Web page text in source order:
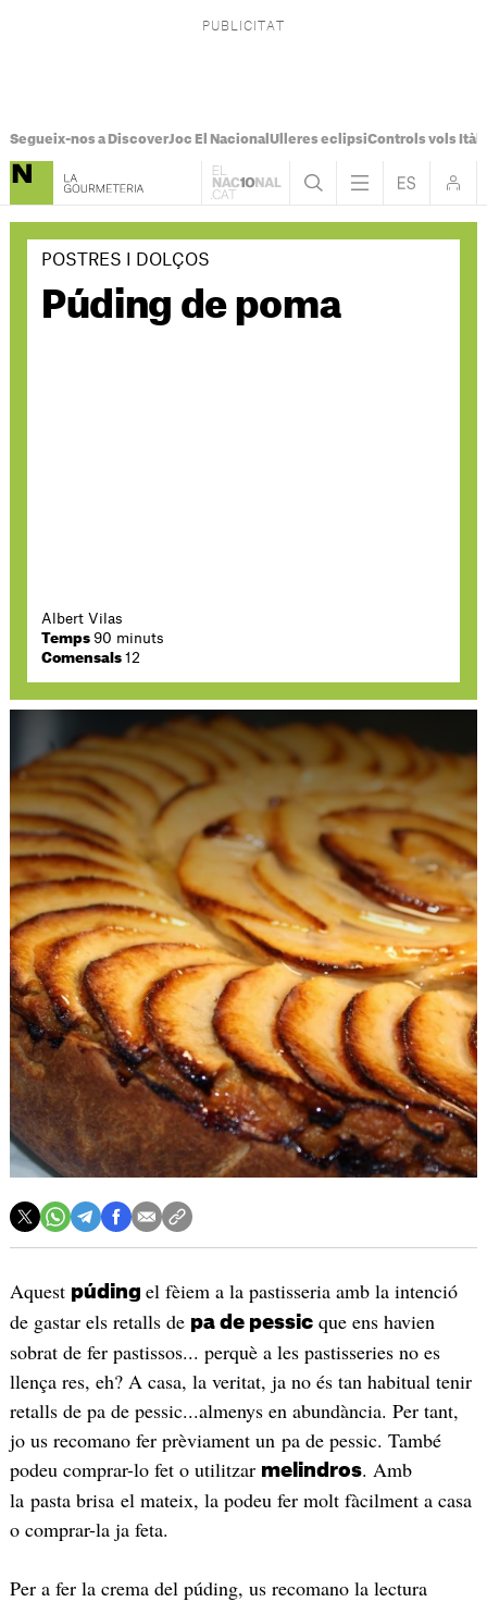
Segueix-nos a DiscoverJoc El Nacional Ulleres eclipsiControls vols
POSTRES I DOLÇOS
Púding de poma
Albert Vilas
Temps90 minuts
Comensals12
Aquest púding el fèiem a la pastisseria amb la intenció
de gastar els retalls de pa de pessicque ens havien
sobrat de fer pastissos... perquè a les pastisseries no es
llença res, eh? A casa, la veritat, ja no és tan habitual tenir
retalls de pa de pessic...almenys en abundància. Per tant,
jo us recomano fer prèviament un pa de pessic. També
podeu comprar-lo fet o utilitzar melindros. Amb
la pasta brisa el mateix, la podeu fer molt fàcilment a casa
o comprar-la ja feta.
Per a fer la crema del púding, us recomano la lectura